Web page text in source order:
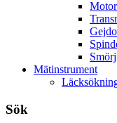
Mätinstrument
Sök